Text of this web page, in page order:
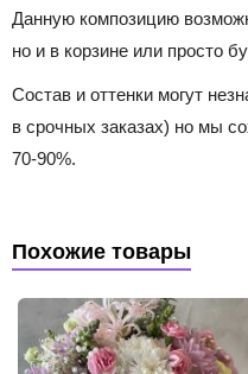
Данную композицию
но и в корзине или просто
Состав и оттенки могут
в срочных заказах) но мы
70-90%.
Похожие товары